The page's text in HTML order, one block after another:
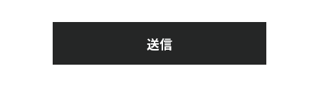
④お客様にとって有用と思われる当社提携先の商品・サービ
⑤①③④の商品・情報・サービス提供のための郵便物、電